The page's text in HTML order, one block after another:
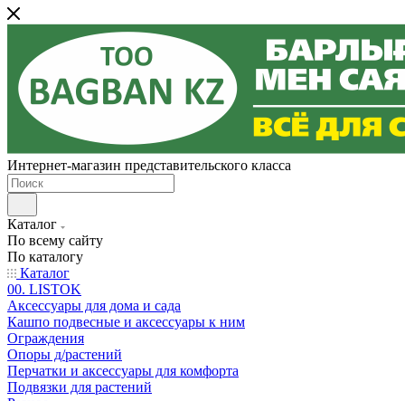
Интернет-магазин представительского класса
Каталог
По всему сайту
По каталогу
Каталог
00. LISTOK
Аксессуары для дома и сада
Кашпо подвесные и аксессуары к ним
Ограждения
Опоры д/растений
Перчатки и аксессуары для комфорта
Подвязки для растений